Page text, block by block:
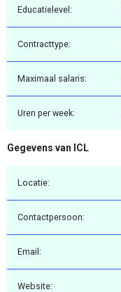
Educatielevel:
Contracttype:
Maximaal salaris:
Uren per week:
Gegevens van ICL
Locatie:
Contactpersoon:
Email:
Website: